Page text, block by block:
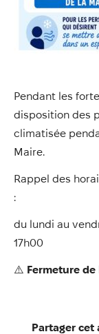
Pendant les
disposition des
climatisée
Maire.
Rappel des
:
du lundi au
17h00
⚠️ Fermeture de
Partager cet